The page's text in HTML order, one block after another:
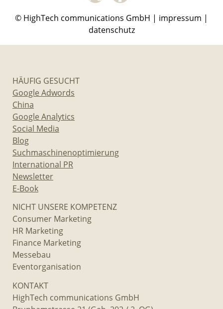
© HighTech communications GmbH | impressum |
datenschutz
HÄUFIG GESUCHT
Google Adwords
China
Google Analytics
Social Media
Blog
Suchmaschinenoptimierung
International PR
Newsletter
E-Book
NICHT UNSERE KOMPETENZ
Consumer Marketing
HR Marketing
Finance Marketing
Messebau
Eventorganisation
KONTAKT
HighTech communications GmbH